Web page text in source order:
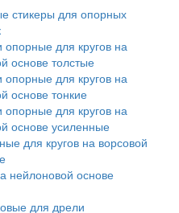
стикеры для опорных
опорные для кругов на
основе толстые
опорные для кругов на
основе тонкие
опорные для кругов на
основе усиленные
для кругов на ворсовой
нейлоновой основе
для дрели